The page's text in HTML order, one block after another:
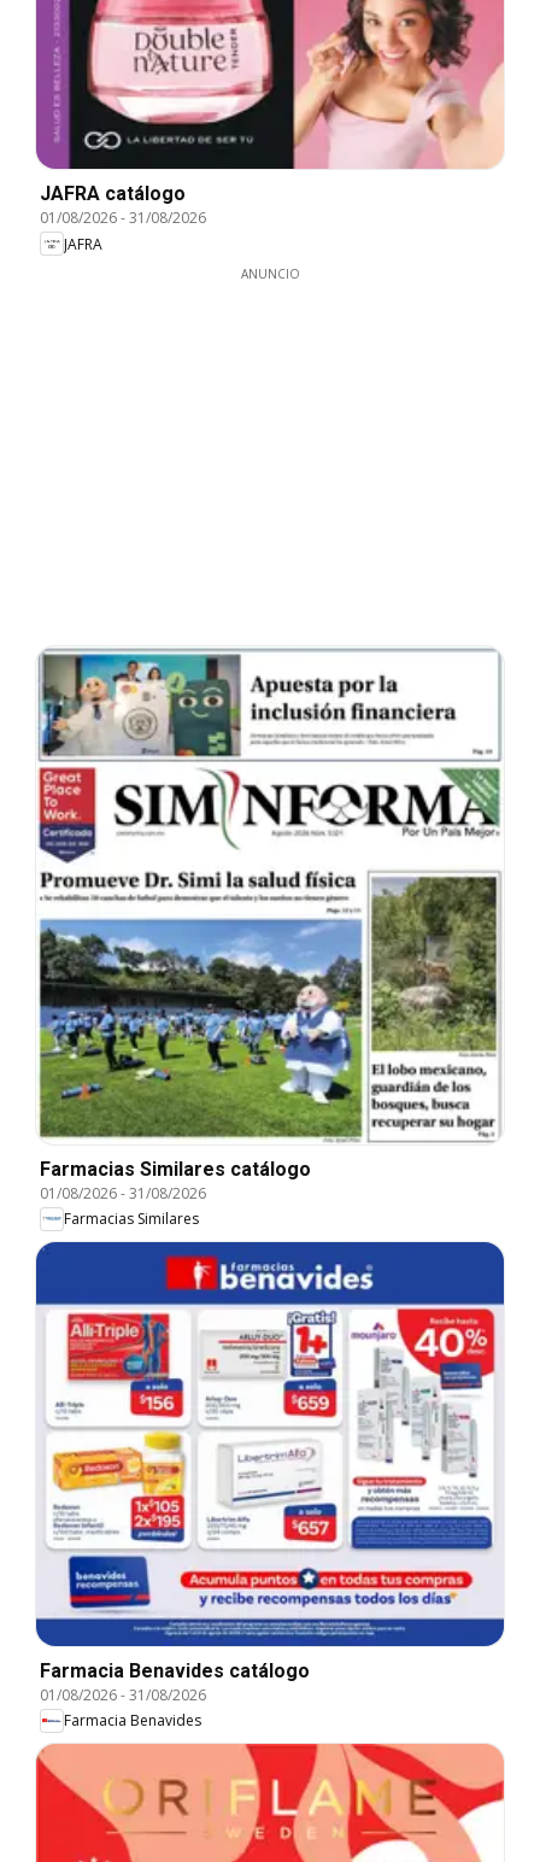
JAFRA catálogo
01/08/2026-31/08/2026
JAFRA
ANUNCIO
Farmacias Similares catálogo
01/08/2026-31/08/2026
Farmacias Similares
Farmacia Benavides catálogo
01/08/2026-31/08/2026
Farmacia Benavides